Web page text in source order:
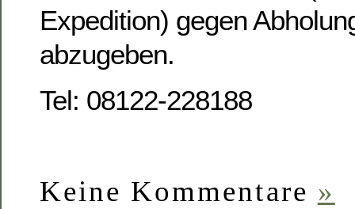
Expedition) gegen
abzugeben.
Tel: 08122-228188
Keine Kommentare »